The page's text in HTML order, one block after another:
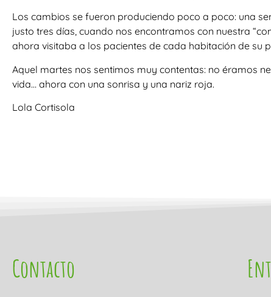
Los cambios se fueron produciendo poco a poco: una
justo tres días, cuando nos encontramos con nuestra
ahora visitaba a los pacientes de cada habitación de su
Aquel martes nos sentimos muy contentas: no éramos
vida… ahora con una sonrisa y una nariz roja.
Lola Cortisola
Contacto